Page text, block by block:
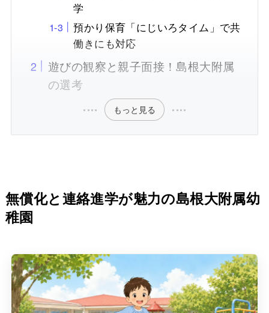
学
預かり保育「にじいろタイム」で共
働きにも対応
遊びの観察と親子面接！島根大附属
の選考
もっと見る
無償化と連絡進学が魅力の島根大附属幼
稚園